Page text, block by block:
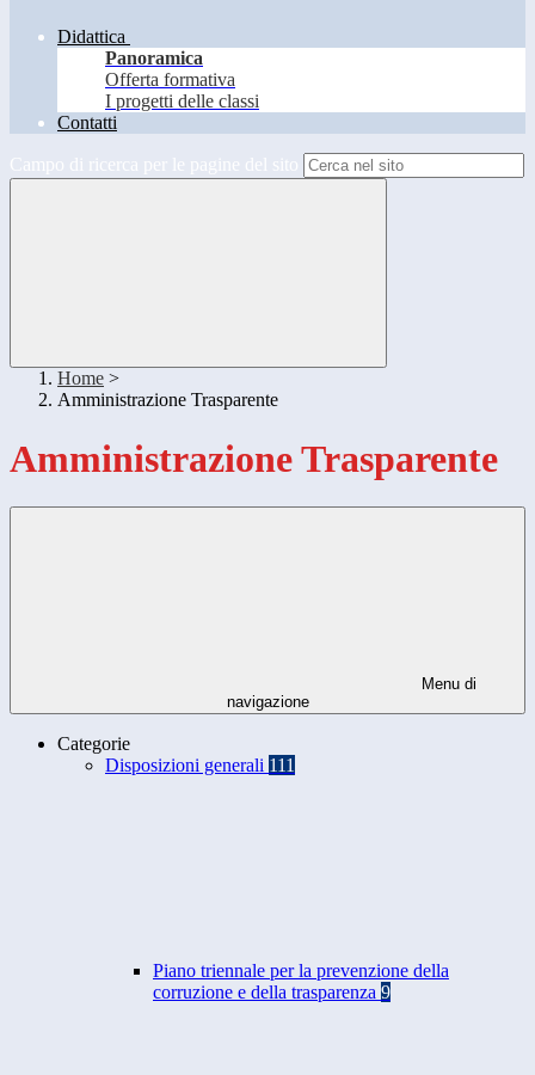
Didattica
Panoramica
Offerta formativa
I progetti delle classi
Contatti
Campo di ricerca per le pagine del sito
Home >
Amministrazione Trasparente
Amministrazione Trasparente
Menu di
navigazione
Categorie
Disposizioni generali 111
Piano triennale per la prevenzione della
corruzione e della trasparenza 9